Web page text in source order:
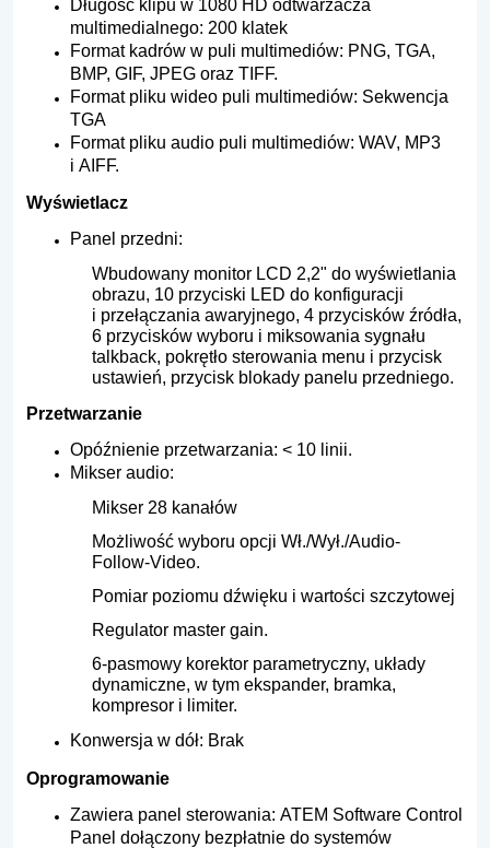
Długość klipu w 1080 HD odtwarzacza
multimedialnego: 200 klatek
Format kadrów w puli multimediów: PNG, TGA,
BMP, GIF, JPEG oraz TIFF.
Format pliku wideo puli multimediów: Sekwencja
TGA
Format pliku audio puli multimediów: WAV, MP3
i AIFF.
Wyświetlacz
Panel przedni:
Wbudowany monitor LCD 2,2" do wyświetlania
obrazu, 10 przyciski LED do konfiguracji
i przełączania awaryjnego, 4 przycisków źródła,
6 przycisków wyboru i miksowania sygnału
talkback, pokrętło sterowania menu i przycisk
ustawień, przycisk blokady panelu przedniego.
Przetwarzanie
Opóźnienie przetwarzania: < 10 linii.
Mikser audio:
Mikser 28 kanałów
Możliwość wyboru opcji Wł./Wył./Audio-
Follow‑Video.
Pomiar poziomu dźwięku i wartości szczytowej
Regulator master gain.
6-pasmowy korektor parametryczny, układy
dynamiczne, w tym ekspander, bramka,
kompresor i limiter.
Konwersja w dół: Brak
Oprogramowanie
Zawiera panel sterowania: ATEM Software Control
Panel dołączony bezpłatnie do systemów